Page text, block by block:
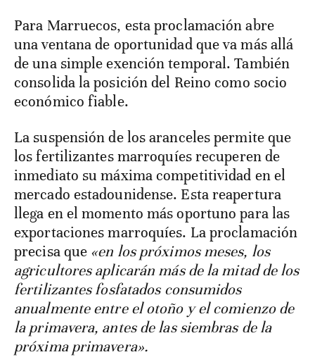
Para Marruecos, esta proclamación abre
una ventana de oportunidad que va más allá
de una simple exención temporal. También
consolida la posición del Reino como socio
económico fiable.
La suspensión de los aranceles permite que
los fertilizantes marroquíes recuperen de
inmediato su máxima competitividad en el
mercado estadounidense. Esta reapertura
llega en el momento más oportuno para las
exportaciones marroquíes. La proclamación
precisa que «en los próximos meses, los
agricultores aplicarán más de la mitad de los
fertilizantes fosfatados consumidos
anualmente entre el otoño y el comienzo de
la primavera, antes de las siembras de la
próxima primavera».